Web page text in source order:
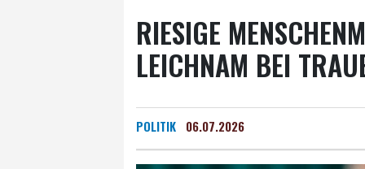
RIESIGE
LEICHNAM BEI
POLITIK 06.07.2026